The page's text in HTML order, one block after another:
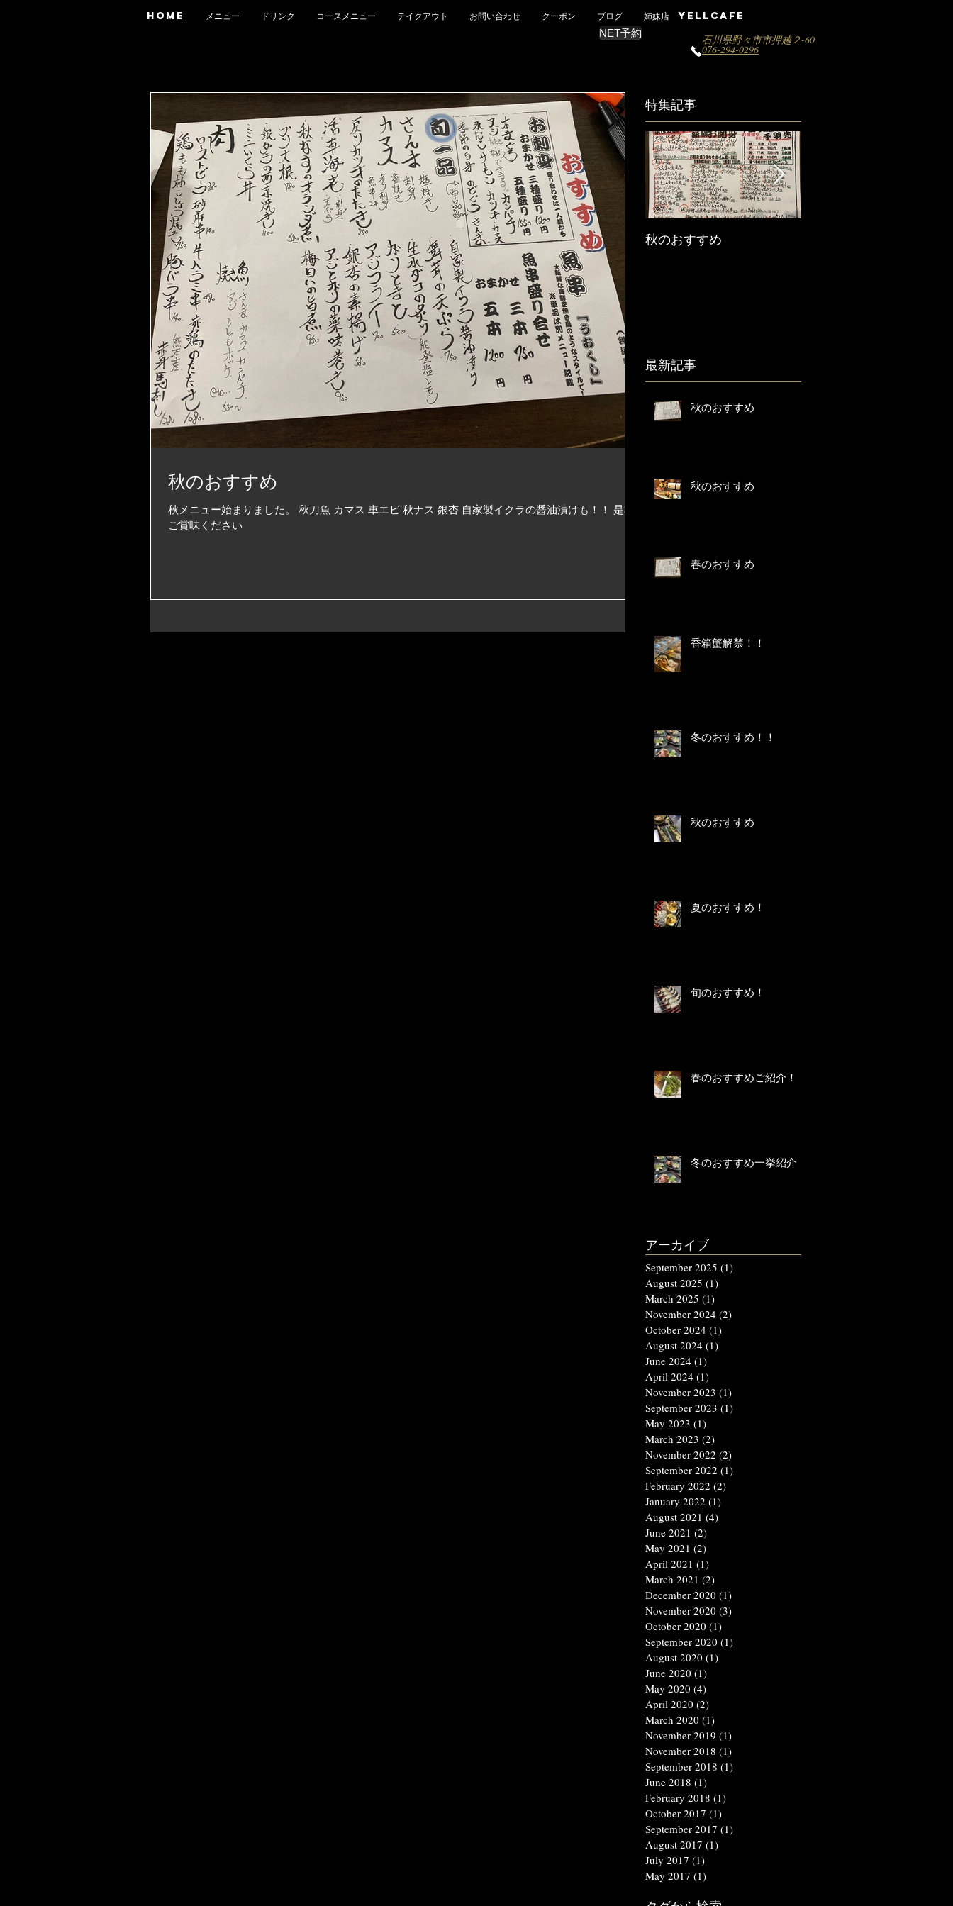
HOME メニュー ドリンク コースメニュー テイクアウト お問い合わせ クーポン ブログ
姉妹店 YELLCAFE
NET予約
石川県野々市市押越２-60
076-294-0296
秋のおすすめ
秋メニュー始まりました。 秋刀魚 カマス 車エビ 秋ナス 銀杏 自家製イクラの醤油漬けも！！ 是非
ご賞味ください
特集記事
秋のおすすめ
最新記事
秋のおすすめ
秋のおすすめ
春のおすすめ
香箱蟹解禁！！
冬のおすすめ！！
秋のおすすめ
夏のおすすめ！
旬のおすすめ！
春のおすすめご紹介！
冬のおすすめ一挙紹介！
アーカイブ
September 2025 (1)
August 2025 (1)
March 2025 (1)
November 2024 (2)
October 2024 (1)
August 2024 (1)
June 2024 (1)
April 2024 (1)
November 2023 (1)
September 2023 (1)
May 2023 (1)
March 2023 (2)
November 2022 (2)
September 2022 (1)
February 2022 (2)
January 2022 (1)
August 2021 (4)
June 2021 (2)
May 2021 (2)
April 2021 (1)
March 2021 (2)
December 2020 (1)
November 2020 (3)
October 2020 (1)
September 2020 (1)
August 2020 (1)
June 2020 (1)
May 2020 (4)
April 2020 (2)
March 2020 (1)
November 2019 (1)
November 2018 (1)
September 2018 (1)
June 2018 (1)
February 2018 (1)
October 2017 (1)
September 2017 (1)
August 2017 (1)
July 2017 (1)
May 2017 (1)